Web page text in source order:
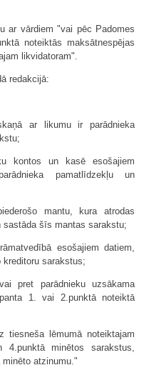
ar vārdiem "vai pēc Padomes
noteiktās maksātnespējas
likvidatoram".
redakcijā:
ar likumu ir parādnieka
kontos un kasē esošajiem
pamatlīdzekļu un
mantu, kura atrodas
sastāda šīs mantas sarakstu;
esošajiem datiem,
kreditoru sarakstus;
pret parādnieku uzsākama
1. vai 2.punktā noteiktā
lēmumā noteiktajam
minētos sarakstus,
atzinumu."